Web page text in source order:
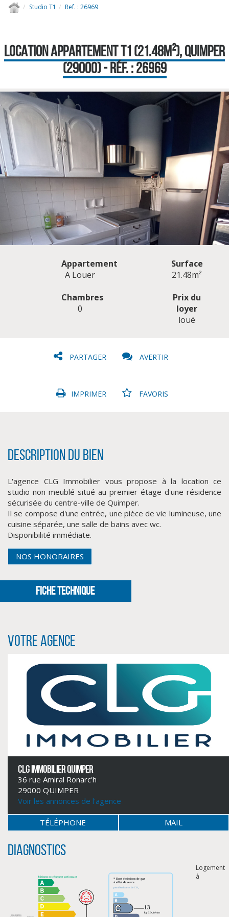
Studio T1 Ref. : 26969
LOCATION APPARTEMENT T1 (21.48M²), QUIMPER
(29000) - RÉF. : 26969
CLIQUER ICI POUR AGRANDIR
Appartement
A Louer
Surface
21.48m²
Chambres
0
Prix du
loyer
loué
PARTAGER AVERTIR
IMPRIMER FAVORIS
Description du bien
L'agence CLG Immobilier vous propose à la location ce
studio non meublé situé au premier étage d'une résidence
sécurisée du centre-ville de Quimper.
Il se compose d'une entrée, une pièce de vie lumineuse, une
cuisine séparée, une salle de bains avec wc.
Disponibilité immédiate.
NOS HONORAIRES
FICHE TECHNIQUE
Votre agence
CLG IMMOBILIER QUIMPER
36 rue Amiral Ronarc'h
29000 QUIMPER
Voir les annonces de l'agence
TÉLÉPHONE MAIL
Diagnostics
Logement
à